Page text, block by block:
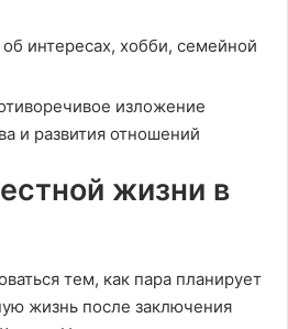
интересах, хобби, семейной
изложение
и развития отношений
жизни в
тем, как пара планирует
жизнь после заключения